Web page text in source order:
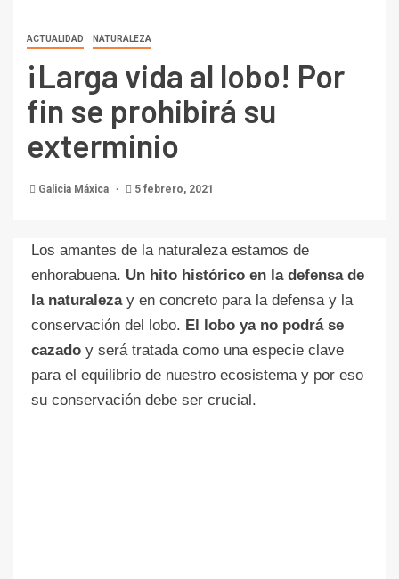
ACTUALIDAD NATURALEZA
¡Larga vida al lobo! Por
fin se prohibirá su
exterminio
Galicia Máxica 5 febrero, 2021
Los amantes de la naturaleza estamos de
enhorabuena. Un hito histórico en la defensa de
la naturalezay en concreto para la defensa y la
conservación del lobo. El lobo ya no podrá se
cazado y será tratada como una especie clave
para el equilibrio de nuestro ecosistema y por eso
su conservación debe ser crucial.